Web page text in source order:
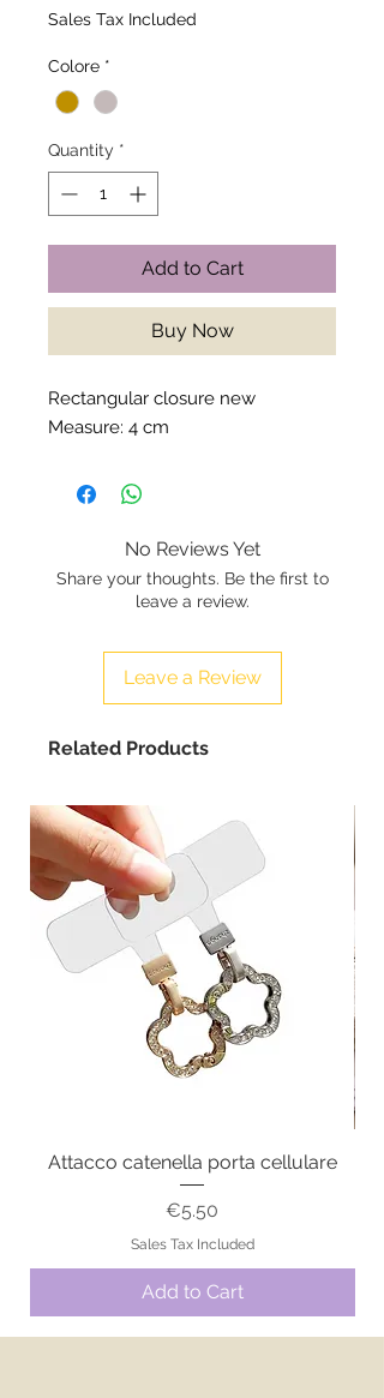
Sales Tax Included
Colore *
Quantity *
Add to Cart
Buy Now
Rectangular closure new
Measure: 4 cm
No Reviews Yet
Share your thoughts. Be the first to
leave a review.
Leave a Review
Related Products
Attacco catenella porta cellulare
Price
€5.50
Sales Tax Included
Add to Cart